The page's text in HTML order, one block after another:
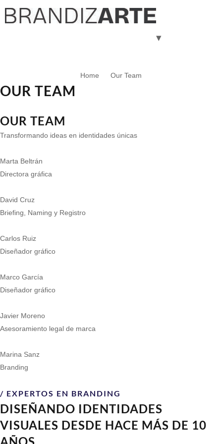
Home Our Team
OUR TEAM
OUR TEAM
Transformando ideas en identidades únicas
Marta Beltrán
Directora gráfica
David Cruz
Briefing, Naming y Registro
Carlos Ruiz
Diseñador gráfico
Marco García
Diseñador gráfico
Javier Moreno
Asesoramiento legal de marca
Marina Sanz
Branding
/ EXPERTOS EN BRANDING
DISEÑANDO IDENTIDADES
VISUALES DESDE HACE MÁS DE 10